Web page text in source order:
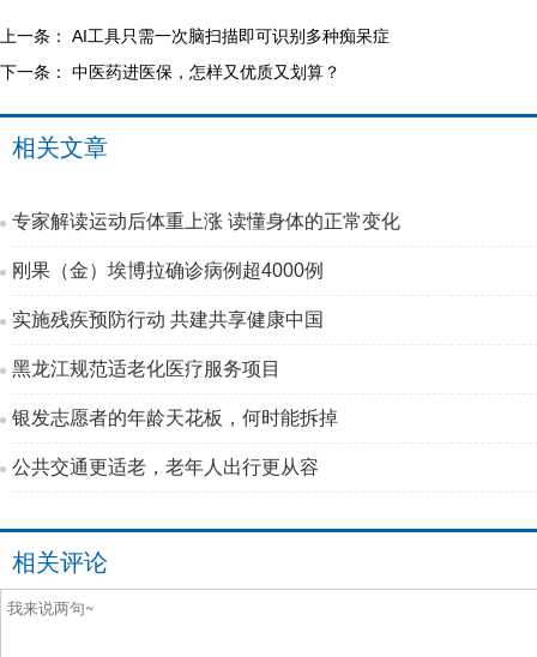
上一条： AI工具只需一次脑扫描即可识别多种痴呆症
下一条： 中医药进医保，怎样又优质又划算？
相关文章
专家解读运动后体重上涨 读懂身体的正常变化
刚果（金）埃博拉确诊病例超4000例
实施残疾预防行动 共建共享健康中国
黑龙江规范适老化医疗服务项目
银发志愿者的年龄天花板，何时能拆掉
公共交通更适老，老年人出行更从容
相关评论